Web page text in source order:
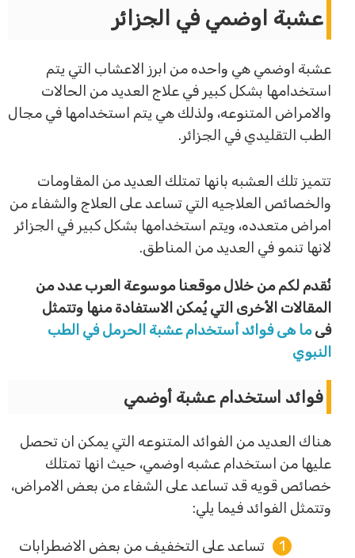
عشبة اوضمي في الجزائر
عشبة اوضمي هي واحده من ابرز الاعشاب التي يتم
استخدامها بشكل كبير في علاج العديد من الحالات
والامراض المتنوعه، ولذلك هي يتم استخدامها في مجال
الطب التقليدي في الجزائر.
تتميز تلك العشبه بانها تمتلك العديد من المقاومات
والخصائص العلاجيه التي تساعد على العلاج والشفاء من
امراض متعدده، ويتم استخدامها بشكل كبير في الجزائر
لانها تنمو في العديد من المناطق.
نُقدم لكم من خلال موقعنا موسوعة العرب عدد من
المقالات الأخرى التي يُمكن الاستفادة منها وتتمثل
فىما هى فوائد أستخدام عشبة الحرمل في الطب
النبوي
فوائد استخدام عشبة أوضمي
هناك العديد من الفوائد المتنوعه التي يمكن ان تحصل
عليها من استخدام عشبه اوضمي، حيث انها تمتلك
خصائص قويه قد تساعد على الشفاء من بعض الامراض،
وتتمثل الفوائد فيما يلي:
تساعد على التخفيف من بعض الاضطرابات